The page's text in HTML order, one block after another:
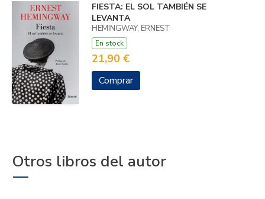
FIESTA: EL SOL TAMBIÉN SE
LEVANTA
HEMINGWAY, ERNEST
En stock
21,90 €
Comprar
Otros libros del autor